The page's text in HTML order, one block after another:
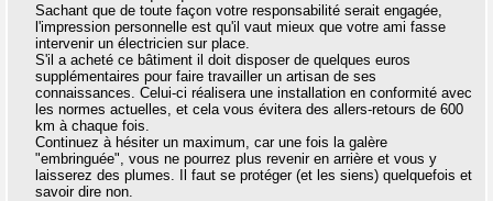
Sachant que de toute façon votre responsabilité serait engagée,
l'impression personnelle est qu'il vaut mieux que votre ami fasse
intervenir un électricien sur place.
S'il a acheté ce bâtiment il doit disposer de quelques euros
supplémentaires pour faire travailler un artisan de ses
connaissances. Celui-ci réalisera une installation en conformité avec
les normes actuelles, et cela vous évitera des allers-retours de 600
km à chaque fois.
Continuez à hésiter un maximum, car une fois la galère
"embringuée", vous ne pourrez plus revenir en arrière et vous y
laisserez des plumes. Il faut se protéger (et les siens) quelquefois et
savoir dire non.